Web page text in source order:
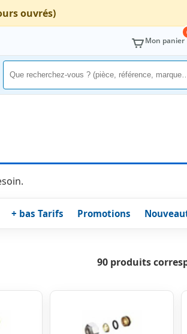
ouvrés)
Mon panier
+ bas Tarifs Promotions
90 produits